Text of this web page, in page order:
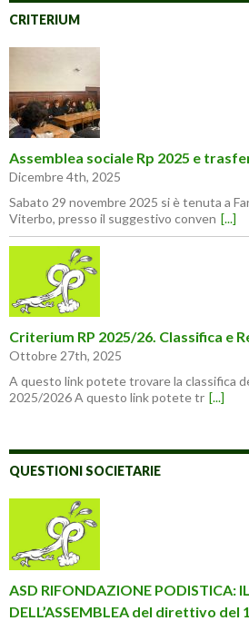
CRITERIUM
Assemblea sociale Rp 2025 e
Dicembre 4th, 2025
Sabato 29 novembre 2025 si è tenuta a
Viterbo, presso il suggestivo conven [...]
Criterium RP 2025/26. Classifica e
Ottobre 27th, 2025
A questo link potete trovare la classifica
2025/2026 A questo link potete tr [...]
QUESTIONI SOCIETARIE
ASD RIFONDAZIONE PODISTICA:
DELL’ASSEMBLEA del direttivo del